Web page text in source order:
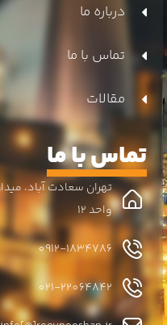
درباره ما
تماس با ما
مقالات
تماس با ما
واحد 12
0912-1834786
021-22064842